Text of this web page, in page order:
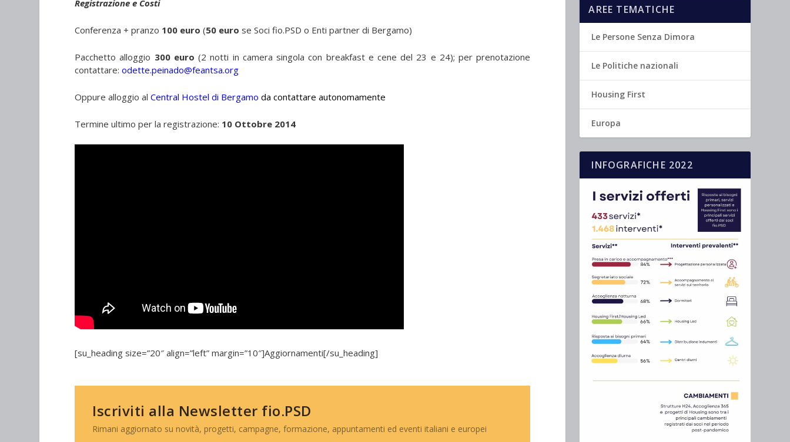
Registrazione e Costi
Conferenza + pranzo 100 euro (50 euro se Soci fio.PSD o Enti partner di Bergamo)
Pacchetto alloggio 300 euro (2 notti in camera singola con breakfast e cene del 23 e 24); per prenotazione
contattare:odette.peinado@feantsa.org
Oppure alloggio alCentral Hostel di Bergamo da contattare autonomamente
Termine ultimo per la registrazione: 10 Ottobre 2014
[su_heading size=”20″ align=”left” margin=”10″]Aggiornamenti[/su_heading]
Iscriviti alla Newsletter fio.PSD
Rimani aggiornato su novità, progetti, campagne, formazione, appuntamenti ed eventi italiani e europei
AREE TEMATICHE
Le Persone Senza Dimora
Le Politiche nazionali
Housing First
Europa
INFOGRAFICHE 2022